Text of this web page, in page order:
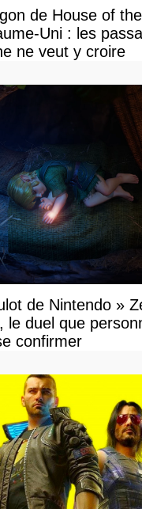
de House of
Uni : les
ne veut y croire
de Nintendo »
le duel que
confirmer